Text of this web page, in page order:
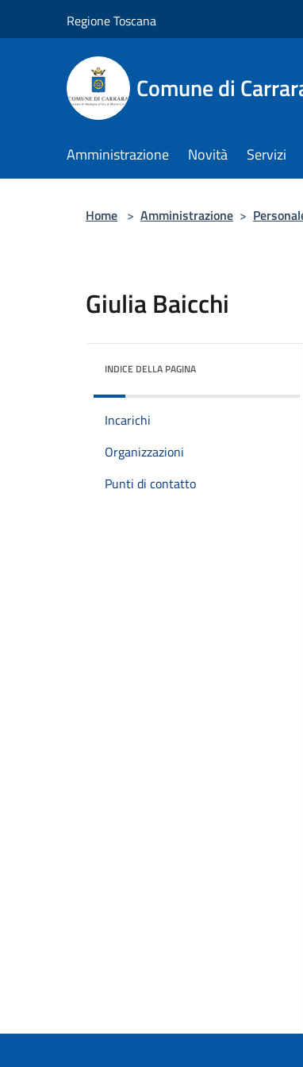
Regione Toscana
Comune di
Amministrazione Novità Servizi
Home > Amministrazione >
Giulia Baicchi
INDICE DELLA PAGINA
Incarichi
Organizzazioni
Punti di contatto